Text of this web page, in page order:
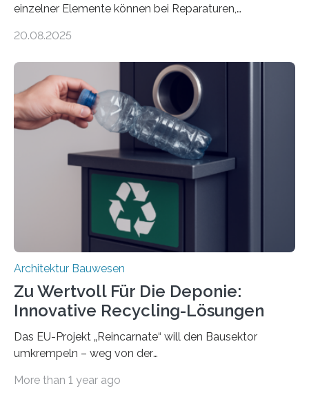
einzelner Elemente können bei Reparaturen,
Material und Bauschutt eingespart werden. Ein
Projekt ReCon gemeinsam mit Unternehmenspartnern
ein Klett-Verbindungssystem für Gebäude entwickelt:
Damit lassen sich unterschiedliche Gebäudeteile
resilient verbinden und bei Bedarf einfach voneinander
trennen. Der Fokus lag auf der Verbindung von
Bauteilen mit unterschiedlicher Lebensdauer, bei denen
irreversible Verbindungen den Austausch üblicherweise
erschweren. Hierzu untersuchten die Forschenden zwei
unterschiedliche Zugänge. Einerseits klebten sie…
20.08.2025
Architektur Bauwesen
Zu Wertvoll Für Die Deponie:
Innovative Recycling-Lösungen
Das EU-Projekt „Reincarnate“ will den Bausektor
umkrempeln – weg von der
Kreislaufwirtschaft Bei dem schwedischen
More than 1 year ago